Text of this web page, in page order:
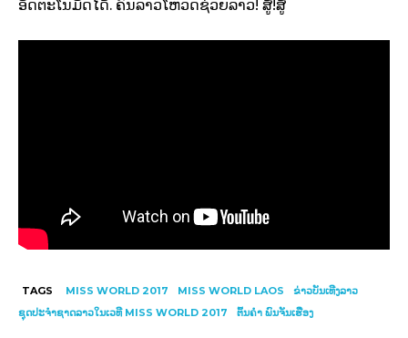
ອັດຕະໂນມັດໄດ້. ຄົນລາວໂຫວດຊ່ວຍລາວ! ສູ້!ສູ້
TAGS MISS WORLD 2017 MISS WORLD LAOS
ຂ່າວບັນເທີງລາວ
ຊຸດປະຈຳຊາດລາວໃນເວທີ MISS WORLD 2017
ຕົ້ນຄຳ ພົນຈັນເຮືອງ